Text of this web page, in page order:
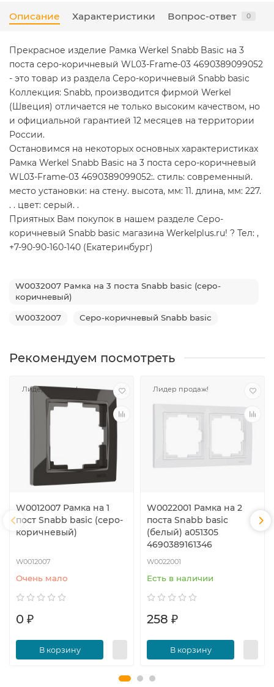
Описание Характеристики Вопрос-ответ 0
Прекрасное изделие Рамка Werkel Snabb Basic на 3
поста серо-коричневый WL03-Frame-03 4690389099052
- это товар из раздела Серо-коричневый Snabb basic
Коллекция: Snabb, производится фирмой Werkel
(Швеция) отличается не только высоким качеством, но
и официальной гарантией 12 месяцев на территории
России.
Остановимся на некоторых основных характеристиках
Рамка Werkel Snabb Basic на 3 поста серо-коричневый
WL03-Frame-03 4690389099052:. стиль: современный.
место установки: на стену. высота, мм: 11. длина, мм: 227.
. . цвет: серый. .
Приятных Вам покупок в нашем разделе Серо-
коричневый Snabb basic магазина Werkelplus.ru! ? Тел: ,
+7-90-90-160-140 (Екатеринбург)
W0032007 Рамка на 3 поста Snabb basic (серо-
коричневый)
W0032007 Серо-коричневый Snabb basic
Рекомендуем посмотреть
Лидер продаж!
W0012007 Рамка на 1
пост Snabb basic (серо-
коричневый)
W0012007
Очень мало
0 ₽
В корзину
Лидер продаж!
W0022001 Рамка на 2
поста Snabb basic
(белый) a051305
4690389161346
W0022001
Есть в наличии
258 ₽
В корзину